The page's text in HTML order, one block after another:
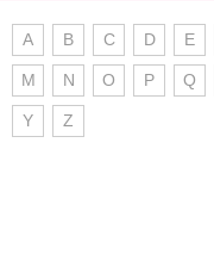
A B C D E
M N O P Q
Y Z